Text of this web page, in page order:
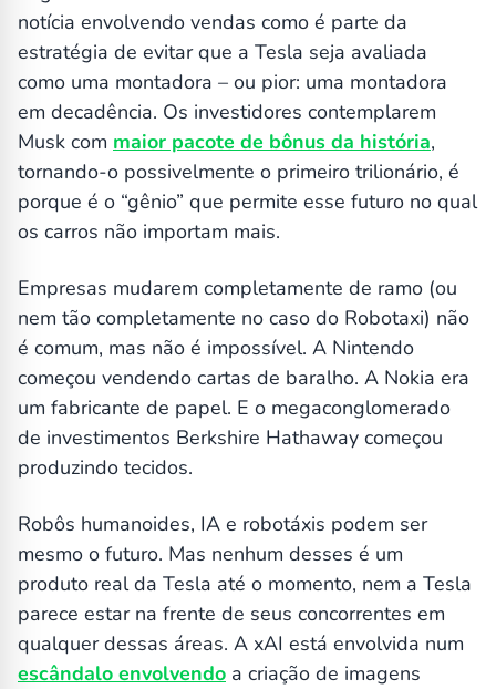
notícia envolvendo vendas como é parte da
estratégia de evitar que a Tesla seja avaliada
como uma montadora – ou pior: uma montadora
em decadência. Os investidores contemplarem
Musk com maior pacote de bônus da história,
tornando-o possivelmente o primeiro trilionário, é
porque é o “gênio” que permite esse futuro no qual
os carros não importam mais.
Empresas mudarem completamente de ramo (ou
nem tão completamente no caso do Robotaxi) não
é comum, mas não é impossível. A Nintendo
começou vendendo cartas de baralho. A Nokia era
um fabricante de papel. E o megaconglomerado
de investimentos Berkshire Hathaway começou
produzindo tecidos.
Robôs humanoides, IA e robotáxis podem ser
mesmo o futuro. Mas nenhum desses é um
produto real da Tesla até o momento, nem a Tesla
parece estar na frente de seus concorrentes em
qualquer dessas áreas. A xAI está envolvida num
escândalo envolvendo a criação de imagens